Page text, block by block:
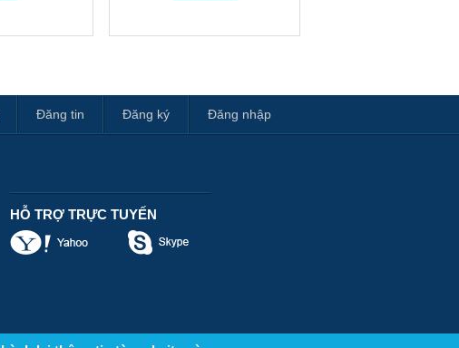
Đăng tin Đăng ký Đăng nhập
HỖ TRỢ TRỰC TUYẾN